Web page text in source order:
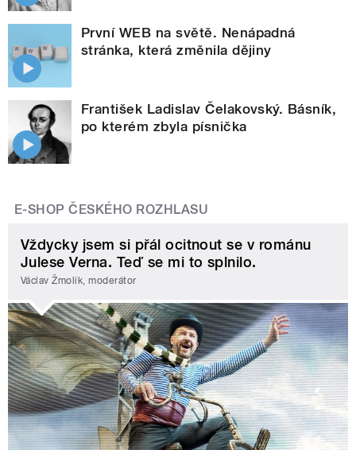
První WEB na světě. Nenápadná
stránka, která změnila dějiny
František Ladislav Čelakovský. Básník,
po kterém zbyla písnička
E-SHOP ČESKÉHO ROZHLASU
Vždycky jsem si přál ocitnout se v románu
Julese Verna. Teď se mi to splnilo.
Václav Žmolík, moderátor